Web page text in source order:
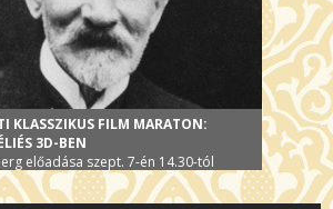
KLASSZIKUS FILM MARATON:
3D-BEN
előadása szept. 7-én 14.30-tól